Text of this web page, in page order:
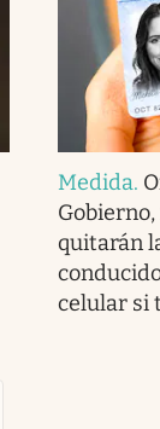
Medida.
quitarán
celular si